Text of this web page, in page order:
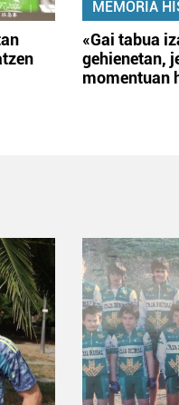
MEMORIA
«Gai tabua
gehienetan,
momentuan